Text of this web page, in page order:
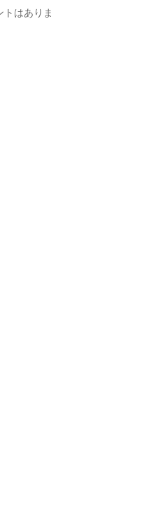
トはありま